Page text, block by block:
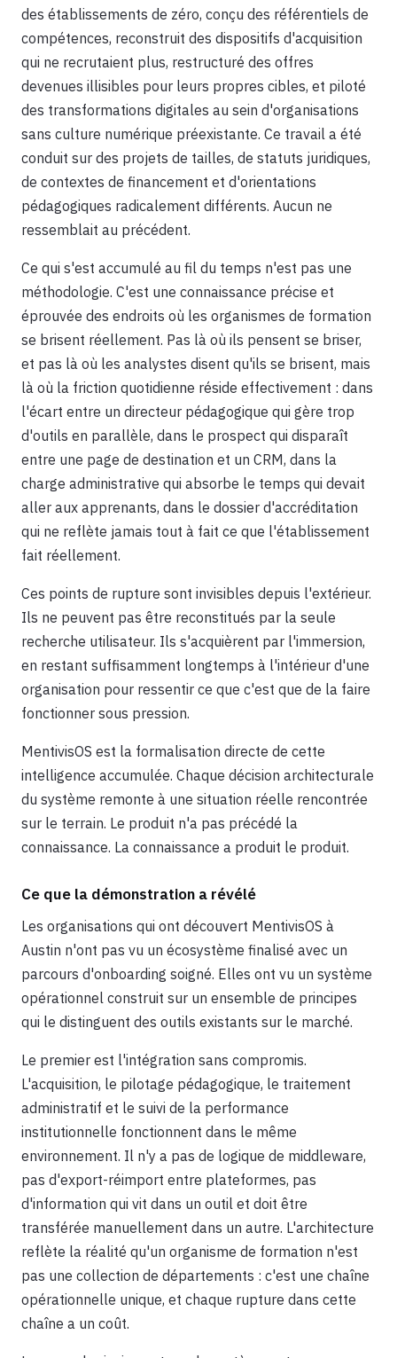
des établissements de zéro, conçu des référentiels de
compétences, reconstruit des dispositifs d'acquisition
qui ne recrutaient plus, restructuré des offres
devenues illisibles pour leurs propres cibles, et piloté
des transformations digitales au sein d'organisations
sans culture numérique préexistante. Ce travail a été
conduit sur des projets de tailles, de statuts juridiques,
de contextes de financement et d'orientations
pédagogiques radicalement différents. Aucun ne
ressemblait au précédent.
Ce qui s'est accumulé au fil du temps n'est pas une
méthodologie. C'est une connaissance précise et
éprouvée des endroits où les organismes de formation
se brisent réellement. Pas là où ils pensent se briser,
et pas là où les analystes disent qu'ils se brisent, mais
là où la friction quotidienne réside effectivement : dans
l'écart entre un directeur pédagogique qui gère trop
d'outils en parallèle, dans le prospect qui disparaît
entre une page de destination et un CRM, dans la
charge administrative qui absorbe le temps qui devait
aller aux apprenants, dans le dossier d'accréditation
qui ne reflète jamais tout à fait ce que l'établissement
fait réellement.
Ces points de rupture sont invisibles depuis l'extérieur.
Ils ne peuvent pas être reconstitués par la seule
recherche utilisateur. Ils s'acquièrent par l'immersion,
en restant suffisamment longtemps à l'intérieur d'une
organisation pour ressentir ce que c'est que de la faire
fonctionner sous pression.
MentivisOS est la formalisation directe de cette
intelligence accumulée. Chaque décision architecturale
du système remonte à une situation réelle rencontrée
sur le terrain. Le produit n'a pas précédé la
connaissance. La connaissance a produit le produit.
Ce que la démonstration a révélé
Les organisations qui ont découvert MentivisOS à
Austin n'ont pas vu un écosystème finalisé avec un
parcours d'onboarding soigné. Elles ont vu un système
opérationnel construit sur un ensemble de principes
qui le distinguent des outils existants sur le marché.
Le premier est l'intégration sans compromis.
L'acquisition, le pilotage pédagogique, le traitement
administratif et le suivi de la performance
institutionnelle fonctionnent dans le même
environnement. Il n'y a pas de logique de middleware,
pas d'export-réimport entre plateformes, pas
d'information qui vit dans un outil et doit être
transférée manuellement dans un autre. L'architecture
reflète la réalité qu'un organisme de formation n'est
pas une collection de départements : c'est une chaîne
opérationnelle unique, et chaque rupture dans cette
chaîne a un coût.